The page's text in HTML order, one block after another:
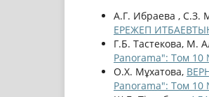
А.Г. Ибраева , С.З.
ЕРЕЖЕП
Г.Б. Тастекова, М.
Panorama": Том 10
О.Х. Мұхатова,
Panorama": Том 10